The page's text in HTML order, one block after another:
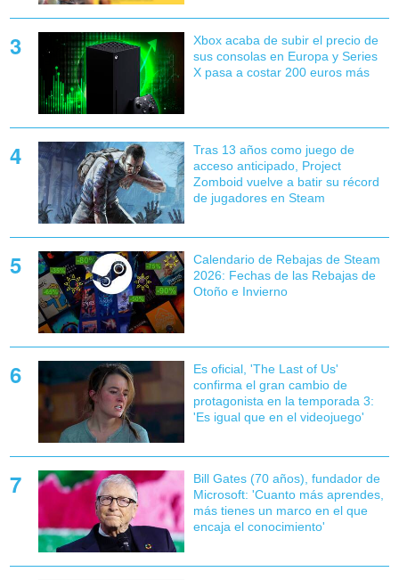
Xbox acaba de subir el precio de
sus consolas en Europa y Series
X pasa a costar 200 euros más
Tras 13 años como juego de
acceso anticipado, Project
Zomboid vuelve a batir su récord
de jugadores en Steam
Calendario de Rebajas de Steam
2026: Fechas de las Rebajas de
Otoño e Invierno
Es oficial, 'The Last of Us'
confirma el gran cambio de
protagonista en la temporada 3:
'Es igual que en el videojuego'
Bill Gates (70 años), fundador de
Microsoft: 'Cuanto más aprendes,
más tienes un marco en el que
encaja el conocimiento'